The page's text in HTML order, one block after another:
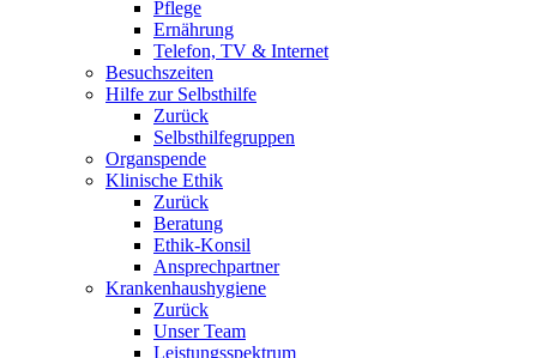
Pflege
Ernährung
Telefon, TV & Internet
Besuchszeiten
Hilfe zur Selbsthilfe
Zurück
Selbsthilfegruppen
Organspende
Klinische Ethik
Zurück
Beratung
Ethik-Konsil
Ansprechpartner
Krankenhaushygiene
Zurück
Unser Team
Leistungsspektrum